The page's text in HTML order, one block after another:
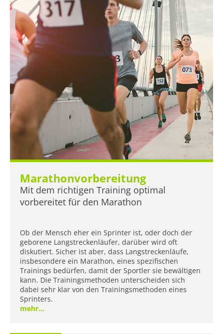
Marathonvorbereitung
Mit dem richtigen Training optimal
vorbereitet für den Marathon
Ob der Mensch eher ein Sprinter ist, oder doch der
geborene Langstreckenläufer, darüber wird oft
diskutiert. Sicher ist aber, dass Langstreckenläufe,
insbesondere ein Marathon, eines spezifischen
Trainings bedürfen, damit der Sportler sie bewältigen
kann. Die Trainingsmethoden unterscheiden sich
dabei sehr klar von den Trainingsmethoden eines
Sprinters.
mehr...